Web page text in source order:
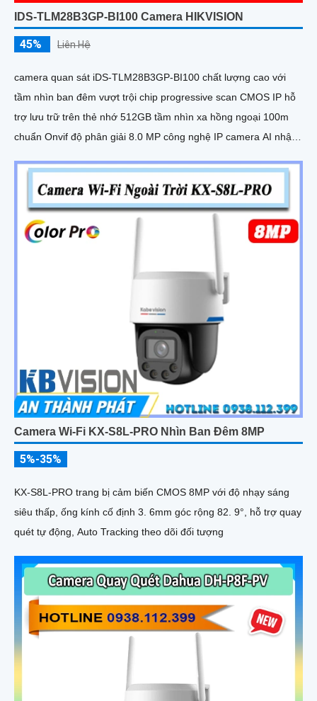
IDS-TLM28B3GP-BI100 Camera HIKVISION
45% Liên Hệ
camera quan sát iDS-TLM28B3GP-BI100 chất lượng cao với
tầm nhìn ban đêm vượt trội chip progressive scan CMOS IP hỗ
trợ lưu trữ trên thẻ nhớ 512GB tầm nhìn xa hồng ngoại 100m
chuẩn Onvif độ phân giải 8.0 MP công nghệ IP camera AI nhận
trong Giao Thông
Camera Wi-Fi KX-S8L-PRO Nhìn Ban Đêm 8MP
5%-35%
KX-S8L-PRO trang bị cảm biến CMOS 8MP với độ nhạy sáng
siêu thấp, ống kính cố định 3. 6mm góc rộng 82. 9°, hỗ trợ quay
quét tự động, Auto Tracking theo dõi đối tượng